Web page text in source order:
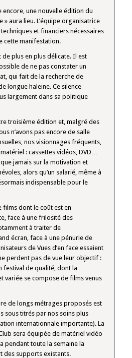
encore, une nouvelle édition du
» aura lieu. L’équipe organisatrice
et financiers nécessaires
cette manifestation.
de plus en plus délicate. Il est
de ne pas constater un
qui fait de la recherche de
longue haleine. Ce silence
largement dans sa politique
troisième édition et, malgré des
n’avons pas encore de salle
nos visionnages fréquents,
: cassettes vidéos, DVD…
jamais sur la motivation et
alors qu’un salarié, même à
indispensable pour le
films dont le coût est en
face à une frilosité des
à traiter de
écran, face à une pénurie de
de Vues d’en face essaient
perdent pas de vue leur objectif :
festival de qualité, dont la
variée se compose de films venus
de longs métrages proposés est
sous titrés par nos soins plus
internationnale importante). La
sera équipée de matériel vidéo
pendant toute la semaine la
des supports existants.